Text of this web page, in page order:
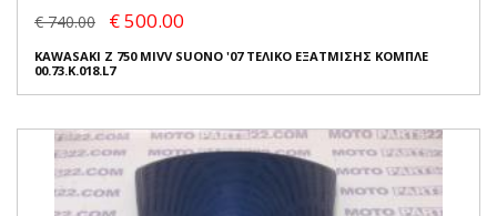
€ 740.00 € 500.00
KAWASAKI Z 750 MIVV SUONO '07 ΤΕΛΙΚΟ ΕΞΑΤΜΙΣΗΣ ΚΟΜΠΛΕ
00.73.K.018.L7